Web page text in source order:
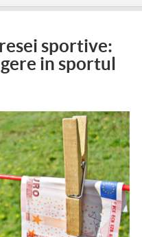
sportive:
in sportul